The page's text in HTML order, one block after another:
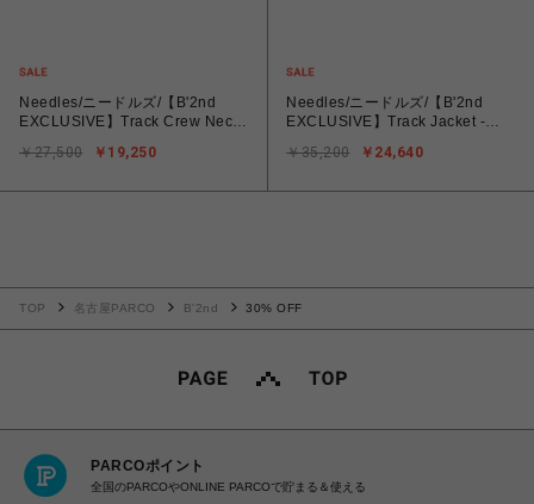
Needles/ニードルズ/【B'2nd
EXCLUSIVE】Track Crew Neck
￥19,250
￥27,500
Needles/ニードルズ/【B'2nd
EXCLUSIVE】Track Jacket -
￥24,640
￥35,200
TOP 名古屋PARCO B'2nd 30% OFF
PARCOポイント
全国のPARCOやONLINE PARCOで貯まる＆使える